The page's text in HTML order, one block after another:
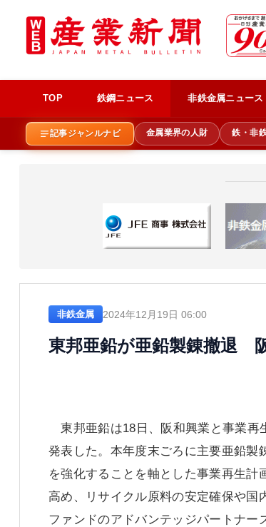
TOP 鉄鋼ニュース 非鉄金属ニュース
記事ジャンルナビ 金属業界の人財 鉄・非
非鉄金属 2024年12月19日 06:00
東邦亜鉛が亜鉛製錬撤退
東邦亜鉛は18日、阪和興業と事業再
発表した。本年度末ごろに主要亜鉛製
を強化することを軸とした事業再生
高め、リサイクル原料の安定確保や国
ファンドのアドバンテッジパートナー